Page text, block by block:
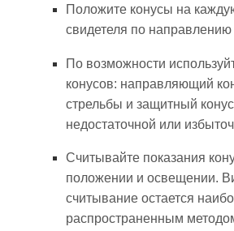
Положите конусы на
свидетеля по направлению
По возможности
конусов: направляющий
стрельбы и защитный
недостаточной или
Считывайте показания
положении и освещении.
считывание остается
распространенным